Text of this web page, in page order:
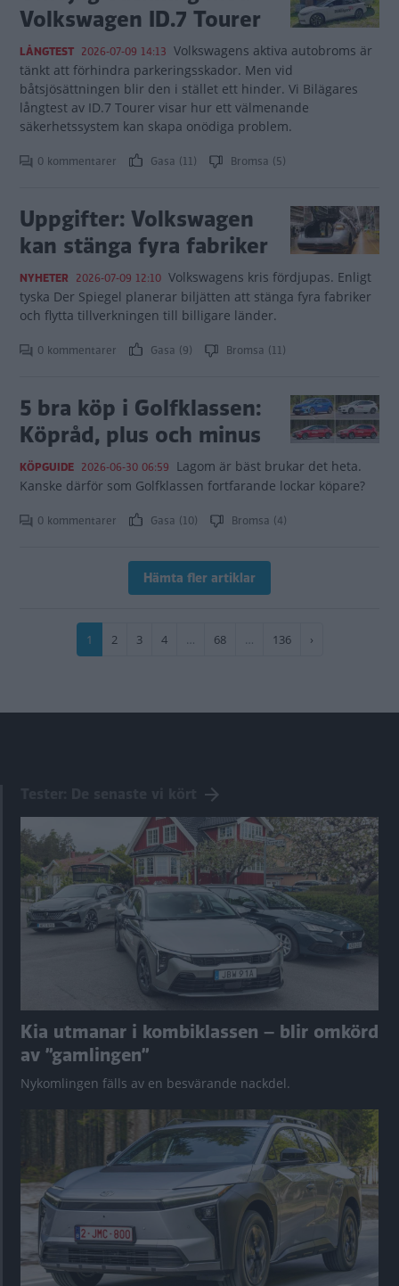
Volkswagen ID.7 Tourer
LÅNGTEST 2026-07-09 14:13 Volkswagens aktiva autobroms är
tänkt att förhindra parkeringsskador. Men vid
båtsjösättningen blir den i stället ett hinder. Vi Bilägares
långtest av ID.7 Tourer visar hur ett välmenande
säkerhetssystem kan skapa onödiga problem.
0 kommentarer Gasa (11) Bromsa (5)
Uppgifter: Volkswagen
kan stänga fyra fabriker
NYHETER 2026-07-09 12:10 Volkswagens kris fördjupas. Enligt
tyska Der Spiegel planerar biljätten att stänga fyra fabriker
och flytta tillverkningen till billigare länder.
0 kommentarer Gasa (9) Bromsa (11)
5 bra köp i Golfklassen:
Köpråd, plus och minus
KÖPGUIDE 2026-06-30 06:59 Lagom är bäst brukar det heta.
Kanske därför som Golfklassen fortfarande lockar köpare?
0 kommentarer Gasa (10) Bromsa (4)
Hämta fler artiklar
Paginering
Nuvarande
1 Sida
2 Sida
3 Sida
4 … Sida
68 … Sida
136
Nästa
›
Kia utmanar i kombiklassen – blir omkörd
av ”gamlingen”
Nykomlingen fälls av en besvärande nackdel.